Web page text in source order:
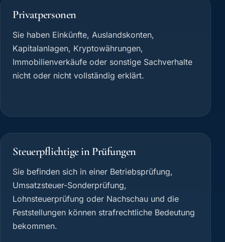
Privatpersonen
Sie haben Einkünfte, Auslandskonten,
Kapitalanlagen, Kryptowährungen,
Immobilienverkäufe oder sonstige Sachverhalte
nicht oder nicht vollständig erklärt.
Steuerpflichtige in Prüfungen
Sie befinden sich in einer Betriebsprüfung,
Umsatzsteuer-Sonderprüfung,
Lohnsteuerprüfung oder Nachschau und die
Feststellungen können strafrechtliche Bedeutung
bekommen.